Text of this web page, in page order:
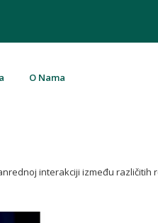
O Nama
interakciji između različitih